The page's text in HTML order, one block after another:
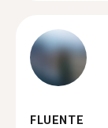
FLUENTE